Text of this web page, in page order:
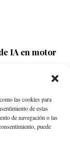
las cookies para
de estas
de navegación o las
puede
IA en motor